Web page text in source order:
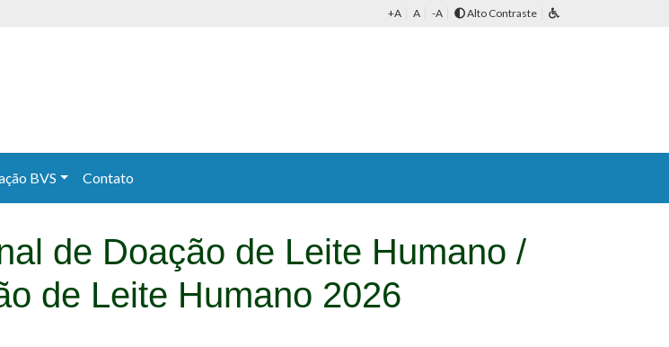
+A A -A Alto Contraste
BVS Contato
de Doação de Leite Humano /
de Leite Humano 2026